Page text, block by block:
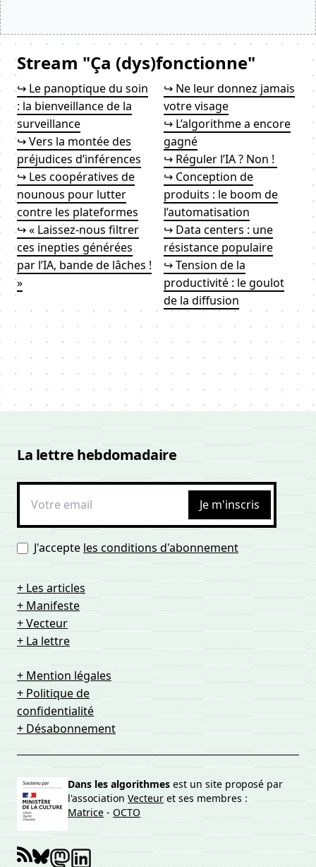
Stream "Ça (dys)fonctionne"
↪ Le panoptique du soin
: la bienveillance de la
surveillance
↪ Vers la montée des
préjudices d’inférences
↪ Les coopératives de
nounous pour lutter
contre les plateformes
↪ « Laissez-nous filtrer
ces inepties générées
par l’IA, bande de lâches !
»
↪ Ne leur donnez jamais
votre visage
↪ L’algorithme a encore
gagné
↪ Réguler l’IA ? Non !
↪ Conception de
produits : le boom de
l’automatisation
↪ Data centers : une
résistance populaire
↪ Tension de la
productivité : le goulot
de la diffusion
La lettre hebdomadaire
Je m'inscris
J'accepteles conditions d'abonnement
+ Les articles
+ Manifeste
+ Vecteur
+ La lettre
+ Mention légales
+ Politique de
confidentialité
+ Désabonnement
Dans les algorithmesest un site proposé par
l'associationVecteuret ses membres :
Matrice-OCTO